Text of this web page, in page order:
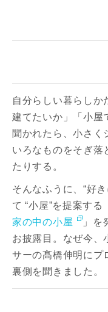
自分らしい暮らしか
建てたいか」「小屋
聞かれたら、小さく
いろなものをそぎ落
たりする。
そんなふうに、“好
て “小屋”を提案す
家の中の小屋
」を
お披露目。なぜ今、
サーの髙橋伸明にプ
裏側を聞きました。